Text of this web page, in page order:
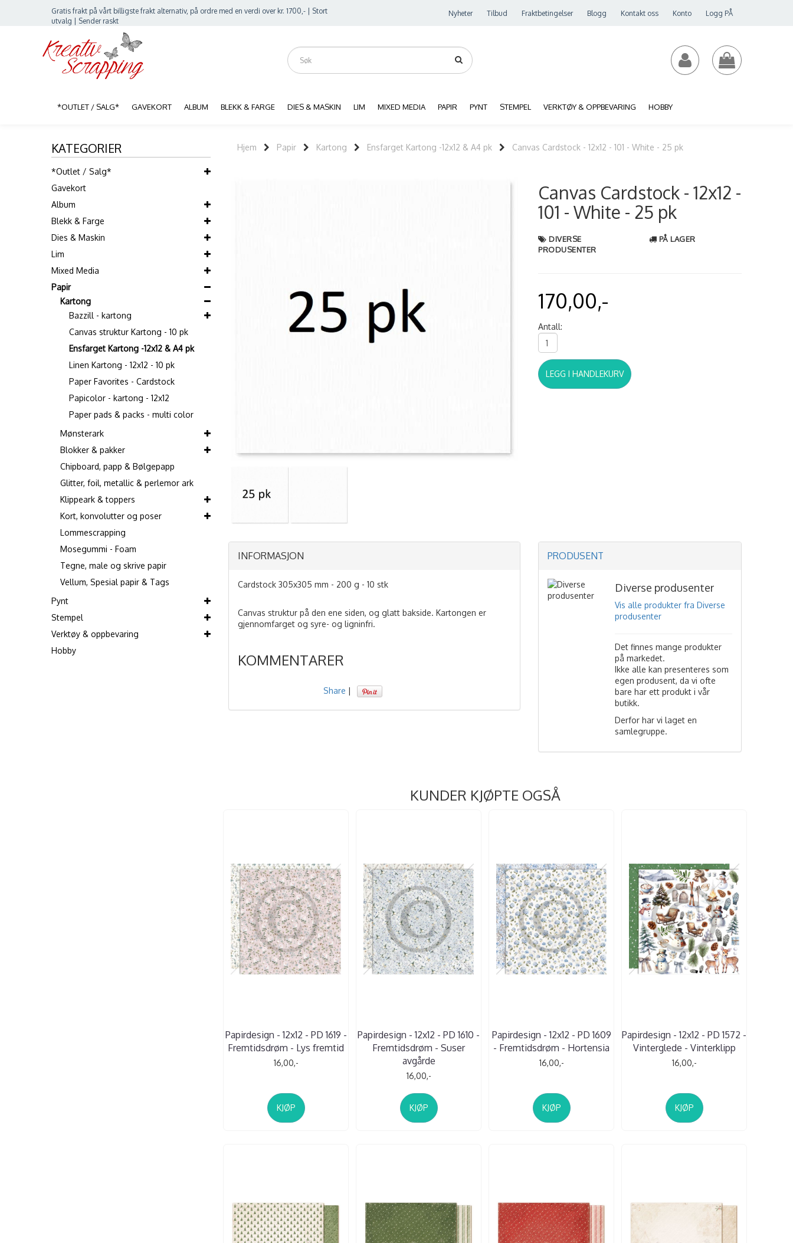
Gratis frakt på vårt billigste frakt alternativ, på ordre med en verdi over kr. 1700,- | Stort
utvalg | Sender raskt
Nyheter Tilbud Fraktbetingelser Blogg Kontakt oss Konto Logg PÅ
*OUTLET / SALG* GAVEKORT ALBUM BLEKK & FARGE DIES & MASKIN LIM MIXED MEDIA PAPIR PYNT STEMPEL VERKTØY & OPPBEVARING HOBBY
KATEGORIER
*Outlet / Salg*
Gavekort
Album
Blekk & Farge
Dies & Maskin
Lim
Mixed Media
Papir
Kartong
Bazzill - kartong
Canvas struktur Kartong - 10 pk
Ensfarget Kartong -12x12 & A4 pk
Linen Kartong - 12x12 - 10 pk
Paper Favorites - Cardstock
Papicolor - kartong - 12x12
Paper pads & packs - multi color
Mønsterark
Blokker & pakker
Chipboard, papp & Bølgepapp
Glitter, foil, metallic & perlemor ark
Klippeark & toppers
Kort, konvolutter og poser
Lommescrapping
Mosegummi - Foam
Tegne, male og skrive papir
Vellum, Spesial papir & Tags
Pynt
Stempel
Verktøy & oppbevaring
Hobby
Hjem Papir Kartong Ensfarget Kartong -12x12 & A4 pk Canvas Cardstock - 12x12 - 101 - White - 25 pk
Canvas Cardstock - 12x12 -
101 - White - 25 pk
DIVERSE
PRODUSENTER
PÅ LAGER
170,00,-
Antall:
LEGG I HANDLEKURV
INFORMASJON
Cardstock 305x305 mm - 200 g - 10 stk
Canvas struktur på den ene siden, og glatt bakside. Kartongen er
gjennomfarget og syre- og ligninfri.
KOMMENTARER
Share |
PRODUSENT
Diverse produsenter
Vis alle produkter fra Diverse
produsenter
Det finnes mange produkter
på markedet.
Ikke alle kan presenteres som
egen produsent, da vi ofte
bare har ett produkt i vår
butikk.
Derfor har vi laget en
samlegruppe.
KUNDER KJØPTE OGSÅ
Papirdesign - 12x12 - PD 1619 -
Fremtidsdrøm - Lys fremtid
16,00,-
KJØP
Papirdesign - 12x12 - PD 1610 -
Fremtidsdrøm - Suser
avgårde
16,00,-
KJØP
Papirdesign - 12x12 - PD 1609
- Fremtidsdrøm - Hortensia
16,00,-
KJØP
Papirdesign - 12x12 - PD 1572 -
Vinterglede - Vinterklipp
16,00,-
KJØP